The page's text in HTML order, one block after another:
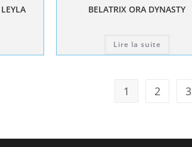
BELATRIX ORA DYNASTY
Lire la suite
1 2 3